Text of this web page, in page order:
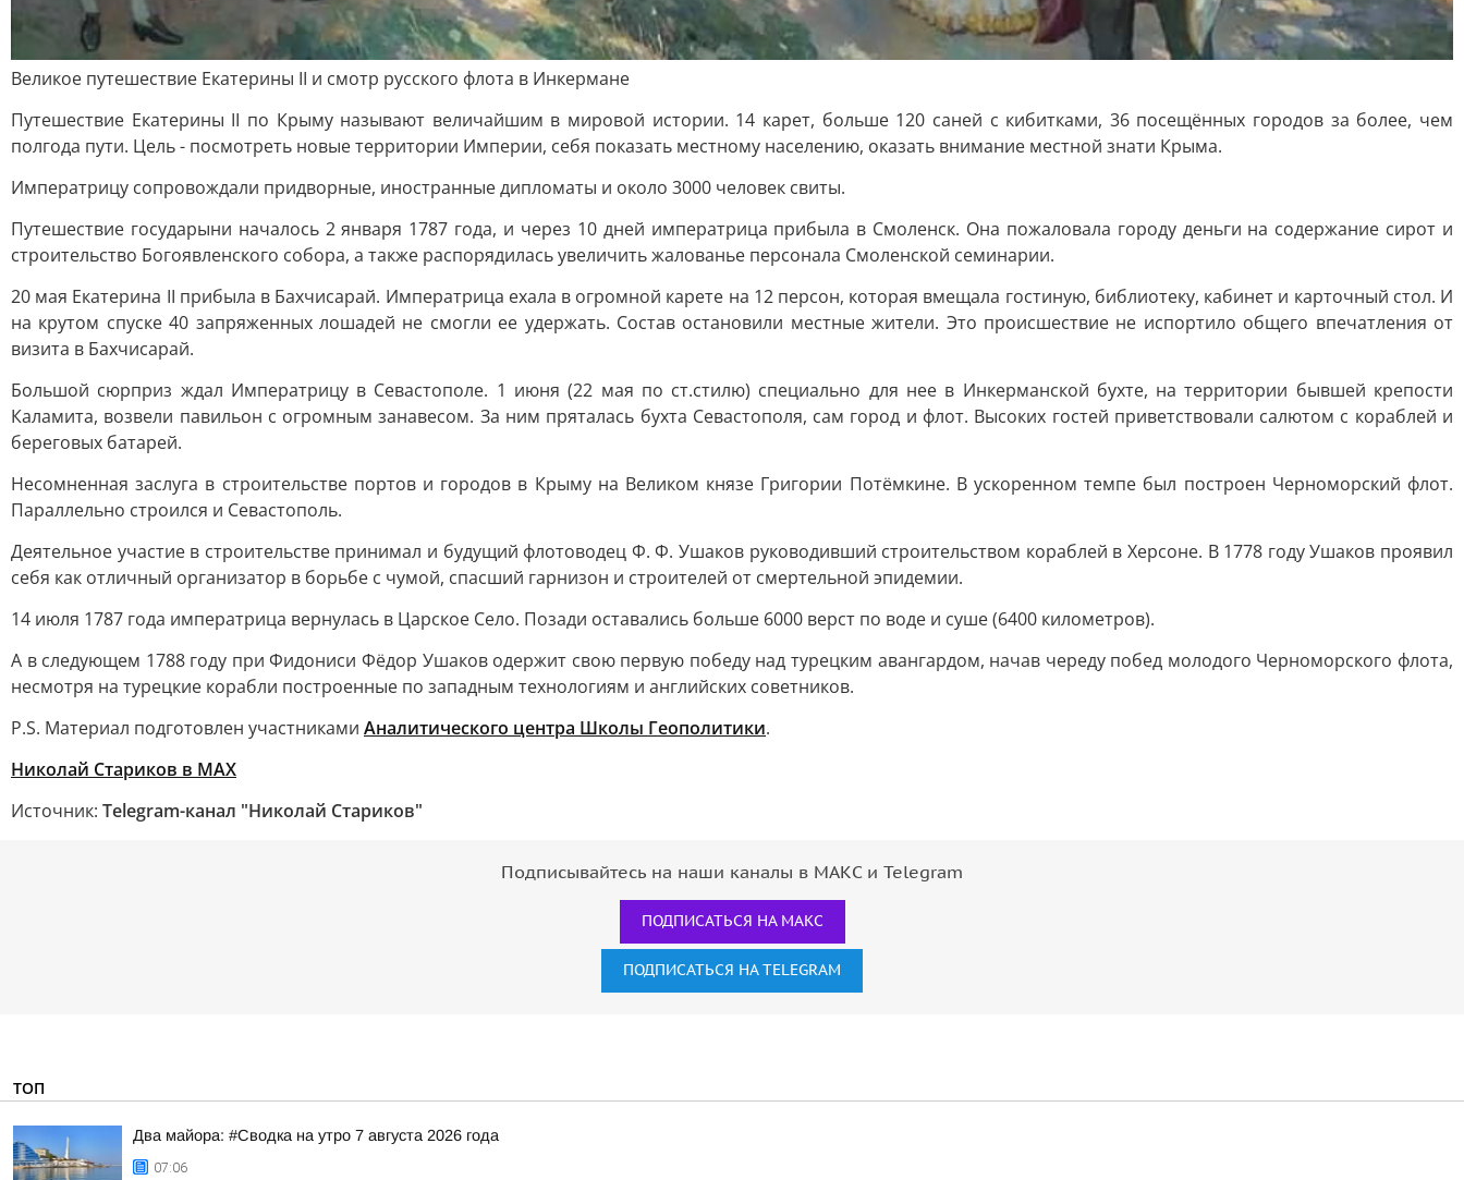
Великое путешествие Екатерины II и смотр русского флота в Инкермане
Путешествие Екатерины II по Крыму называют величайшим в мировой истории. 14 карет, больше 120 саней с кибитками, 36 посещённых городов за более, чем
полгода пути. Цель - посмотреть новые территории Империи, себя показать местному населению, оказать внимание местной знати Крыма.
Императрицу сопровождали придворные, иностранные дипломаты и около 3000 человек свиты.
Путешествие государыни началось 2 января 1787 года, и через 10 дней императрица прибыла в Смоленск. Она пожаловала городу деньги на содержание сирот и
строительство Богоявленского собора, а также распорядилась увеличить жалованье персонала Смоленской семинарии.
20 мая Екатерина II прибыла в Бахчисарай. Императрица ехала в огромной карете на 12 персон, которая вмещала гостиную, библиотеку, кабинет и карточный стол. И
на крутом спуске 40 запряженных лошадей не смогли ее удержать. Состав остановили местные жители. Это происшествие не испортило общего впечатления от
визита в Бахчисарай.
Большой сюрприз ждал Императрицу в Севастополе. 1 июня (22 мая по ст.стилю) специально для нее в Инкерманской бухте, на территории бывшей крепости
Каламита, возвели павильон с огромным занавесом. За ним пряталась бухта Севастополя, сам город и флот. Высоких гостей приветствовали салютом с кораблей и
береговых батарей.
Несомненная заслуга в строительстве портов и городов в Крыму на Великом князе Григории Потёмкине. В ускоренном темпе был построен Черноморский флот.
Параллельно строился и Севастополь.
Деятельное участие в строительстве принимал и будущий флотоводец Ф. Ф. Ушаков руководивший строительством кораблей в Херсоне. В 1778 году Ушаков проявил
себя как отличный организатор в борьбе с чумой, спасший гарнизон и строителей от смертельной эпидемии.
14 июля 1787 года императрица вернулась в Царское Село. Позади оставались больше 6000 верст по воде и суше (6400 километров).
А в следующем 1788 году при Фидониси Фёдор Ушаков одержит свою первую победу над турецким авангардом, начав череду побед молодого Черноморского флота,
несмотря на турецкие корабли построенные по западным технологиям и английских советников.
P.S. Материал подготовлен участниками Аналитического центра Школы Геополитики.
Николай Стариков в MAX
Источник: Telegram-канал "Николай Стариков"
Подписывайтесь на наши каналы в МАКС и Telegram
ПОДПИСАТЬСЯ НА МАКС
ПОДПИСАТЬСЯ НА TELEGRAM
ТОП
Два майора: #Сводка на утро 7 августа 2026 года
07:06